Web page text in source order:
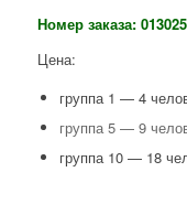
Номер заказа: 013025
Цена:
группа 1 — 4
группа 5 — 9
группа 10 — 18